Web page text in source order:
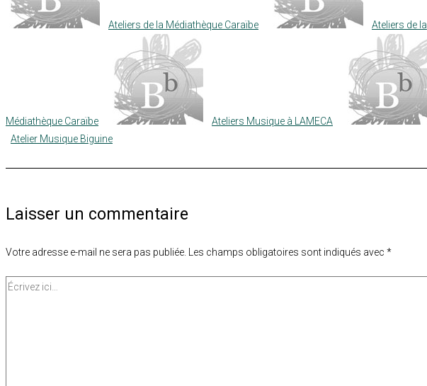
Ateliers de la Médiathèque Caraïbe Ateliers de la
Médiathèque Caraïbe
Ateliers Musique à LAMECA
Atelier Musique Biguine
Laisser un commentaire
Votre adresse e-mail ne sera pas publiée. Les champs obligatoires sont indiqués avec *
Écrivez